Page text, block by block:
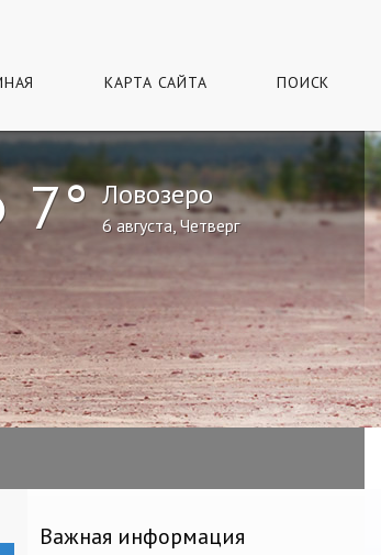
КАРТА САЙТА ПОИСК
7° Ловозеро
6 августа, Четверг
Важная информация